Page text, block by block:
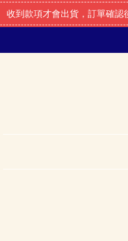
收到款項才會出貨，訂單確認